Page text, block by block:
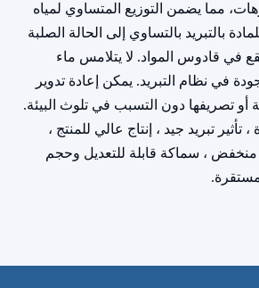
مما يضمن التوزيع المتساوي لمياه
بالتبريد بالتساوي إلى الحالة الصلبة
في قادوس المواد. لا يتلامس ماء
في نظام التبريد. يمكن إعادة تدوير
أو تصريفها دون التسبب في تلوث البيئة.
تبريد جيد ، إنتاج عالي للمنتج ،
، سماكة قابلة للتعديل وحجم
مستقرة.